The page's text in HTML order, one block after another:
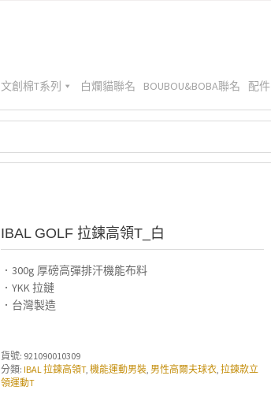
文創棉T系列 白爛貓聯名 BOUBOU&BOBA聯名 配件
IBAL GOLF 拉鍊高領T_白
．300g 厚磅高彈排汗機能布料
．YKK 拉鏈
．台灣製造
貨號: 921090010309
分類: IBAL 拉鍊高領T, 機能運動男裝, 男性高爾夫球衣, 拉鍊款立
領運動T